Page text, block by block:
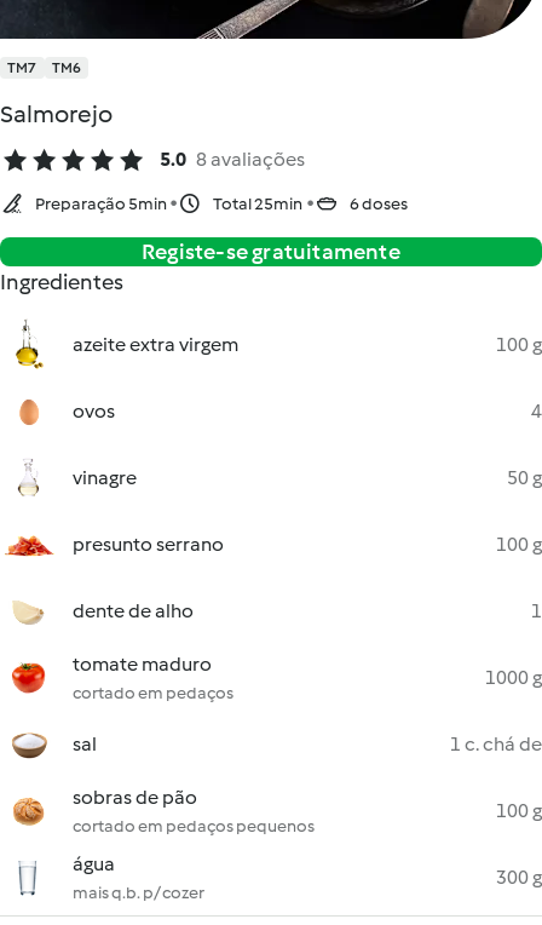
TM7 TM6
Salmorejo
5.0 8 avaliações
Preparação 5min Total 25min 6 doses
Registe-se gratuitamente
Ingredientes
azeite extra virgem 100 g
ovos 4
vinagre 50 g
presunto serrano 100 g
dente de alho 1
tomate maduro
cortado em pedaços
1000 g
sal 1 c. chá de
sobras de pão
cortado em pedaços pequenos
100 g
água
mais q.b. p/ cozer
300 g